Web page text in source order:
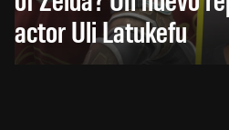
actor Uli Latukefu